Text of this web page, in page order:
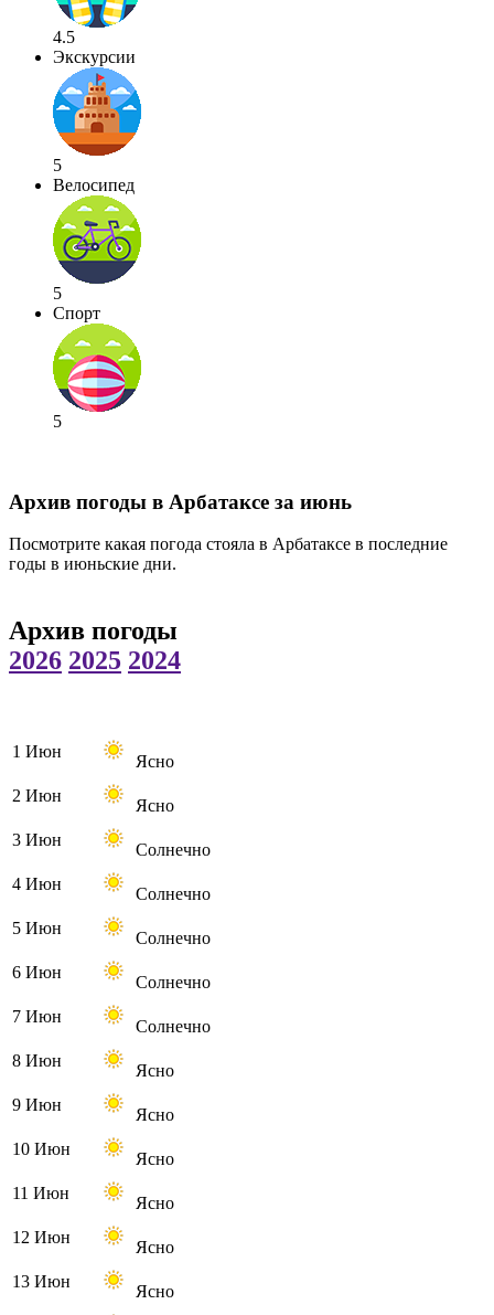
4.5
Экскурсии
5
Велосипед
5
Спорт
5
Архив погоды в Арбатаксе за июнь
Посмотрите какая погода стояла в Арбатаксе в последние
годы в июньские дни.
Архив погоды
2026 2025 2024
1 Июн
Ясно
2 Июн
Ясно
3 Июн
Солнечно
4 Июн
Солнечно
5 Июн
Солнечно
6 Июн
Солнечно
7 Июн
Солнечно
8 Июн
Ясно
9 Июн
Ясно
10 Июн
Ясно
11 Июн
Ясно
12 Июн
Ясно
13 Июн
Ясно